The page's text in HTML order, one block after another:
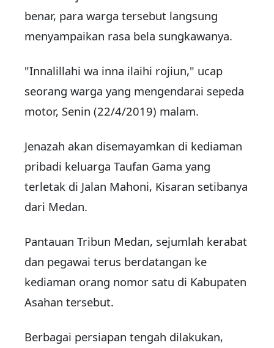
benar, para warga tersebut langsung
menyampaikan rasa bela sungkawanya.
"Innalillahi wa inna ilaihi rojiun," ucap
seorang warga yang mengendarai sepeda
motor, Senin (22/4/2019) malam.
Jenazah akan disemayamkan di kediaman
pribadi keluarga Taufan Gama yang
terletak di Jalan Mahoni, Kisaran setibanya
dari Medan.
Pantauan Tribun Medan, sejumlah kerabat
dan pegawai terus berdatangan ke
kediaman orang nomor satu di Kabupaten
Asahan tersebut.
Berbagai persiapan tengah dilakukan,